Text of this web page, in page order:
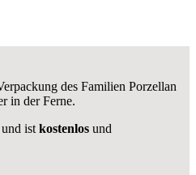
des Familien Porzellan
in der Ferne.
ist kostenlos und